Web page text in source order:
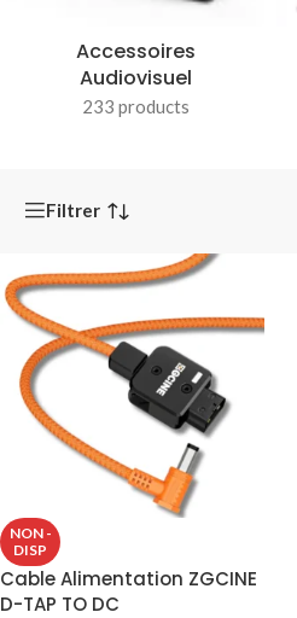
Accessoires
Audiovisuel
233 products
Filtrer
NON -
DISP
Cable Alimentation ZGCINE
D-TAP TO DC